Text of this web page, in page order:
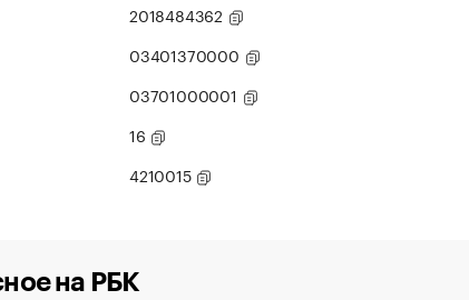
2018484362
03401370000
03701000001
16
4210015
на РБК